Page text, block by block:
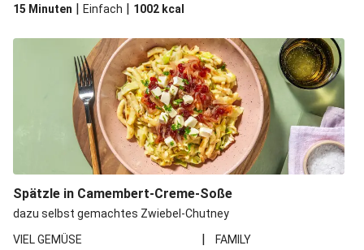
15 Minuten | Einfach | 1002 kcal
Spätzle in Camembert-Creme-Soße
dazu selbst gemachtes Zwiebel-Chutney
VIEL GEMÜSE
| FAMILY